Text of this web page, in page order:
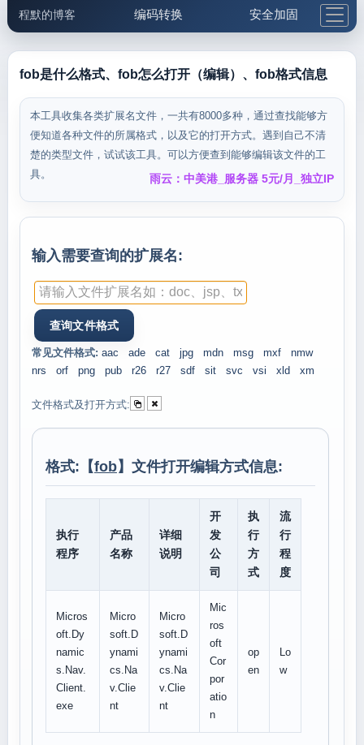
程默的博客 编码转换 安全加固
邮件工具 生活便民 更多工具
5.1支付宝大红包
fob是什么格式、fob怎么打开（编辑）、fob格式信息
本工具收集各类扩展名文件，一共有8000多种，通过查找能够方
便知道各种文件的所属格式，以及它的打开方式。遇到自己不清
楚的类型文件，试试该工具。可以方便查到能够编辑该文件的工
具。
雨云：中美港_服务器 5元/月_独立IP
输入需要查询的扩展名:
常见文件格式: aac ade cat jpg mdn msg mxf
nmw
nrs
orf png pub r26 r27 sdf sit svc vsi xld xm
文件格式及打开方式:
格式:【fob】文件打开编辑方式信息:
执行
程序
产品
名称
详细
说明
开
发
公
司
执
行
方
式
流
行
程
度
Micros
oft.Dy
namic
s.Nav.
Client.
exe
Micro
soft.D
ynami
cs.Na
v.Clie
nt
Micro
soft.D
ynami
cs.Na
v.Clie
nt
Mic
ros
oft
Cor
por
atio
n
op
en
Lo
w